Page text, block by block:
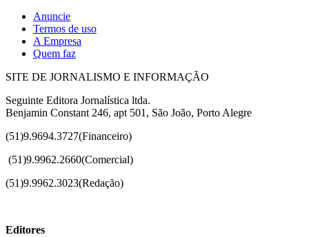
Anuncie
Termos de uso
A Empresa
Quem faz
SITE DE JORNALISMO E INFORMAÇÃO
Seguinte Editora Jornalística ltda.
Benjamin Constant 246, apt 501, São João, Porto Alegre
(51)9.9694.3727(Financeiro)
(51)9.9962.2660(Comercial)
(51)9.9962.3023(Redação)
Editores